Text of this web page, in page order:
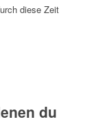
diese Zeit
du